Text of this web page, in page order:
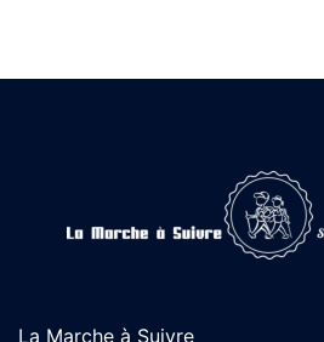
La Marche à Suivre